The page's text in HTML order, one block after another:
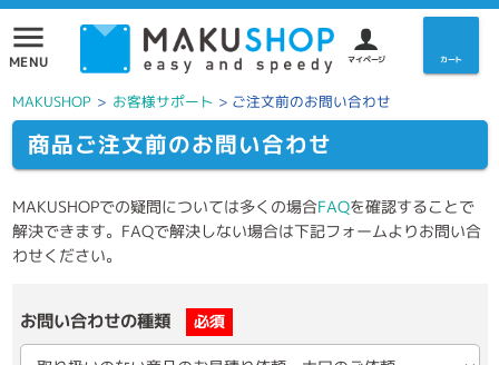
menu
MENU マイページ カート
MAKUSHOP > お客様サポート > ご注文前のお問い合わせ
商品ご注文前のお問い合わせ
MAKUSHOPでの疑問については多くの場合FAQを確認することで
解決できます。FAQで解決しない場合は下記フォームよりお問い合
わせください。
お問い合わせの種類 必須